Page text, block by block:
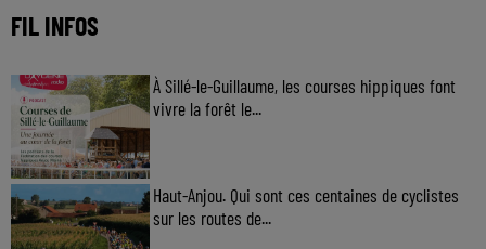
FIL INFOS
À Sillé-le-Guillaume, les courses hippiques font
vivre la forêt le...
Haut-Anjou. Qui sont ces centaines de cyclistes
sur les routes de...